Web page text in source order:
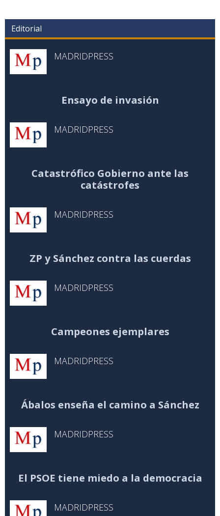
Editorial
MADRIDPRESS
Ensayo de invasión
MADRIDPRESS
Catastrófico Gobierno ante las
catástrofes
MADRIDPRESS
ZP y Sánchez contra las cuerdas
MADRIDPRESS
Campeones ejemplares
MADRIDPRESS
Ábalos enseña el camino a Sánchez
MADRIDPRESS
El PSOE tiene miedo a la democracia
MADRIDPRESS